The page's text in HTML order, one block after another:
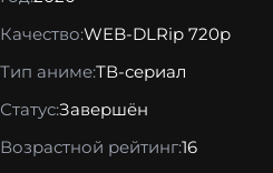
Качество:WEB-DLRip 720p
Тип аниме:ТВ-сериал
Статус:Завершён
Возрастной рейтинг:16